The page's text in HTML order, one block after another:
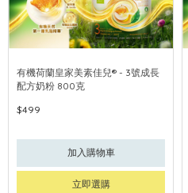
有機荷蘭皇家美素佳兒® - 3號成長
配方奶粉 800克
$499
加入購物車
立即選購